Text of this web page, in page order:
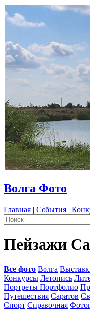
Волга Фото
Главная | События |
Пейзажи
Все фото Волга
Конкурсы Летопись
Портреты Портфолио
Путешествия Саратов
Спорт Справочная